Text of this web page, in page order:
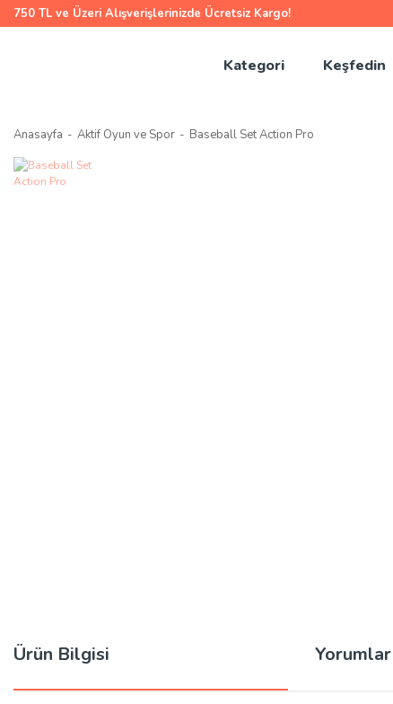
750 TL ve Üzeri Alışverişlerinizde Ücretsiz Kargo!
Kategori Keşfedin
Anasayfa Aktif Oyun ve Spor Baseball Set Action Pro
Ürün Bilgisi Yorumlar